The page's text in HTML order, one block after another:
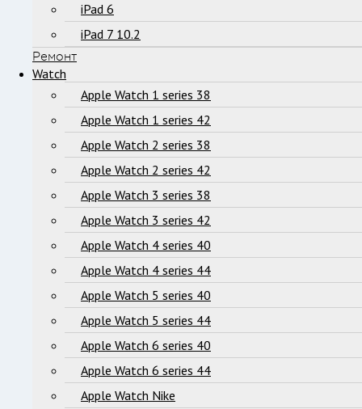
iPad 6
iPad 7 10.2
Ремонт
Watch
Apple Watch 1 series 38
Apple Watch 1 series 42
Apple Watch 2 series 38
Apple Watch 2 series 42
Apple Watch 3 series 38
Apple Watch 3 series 42
Apple Watch 4 series 40
Apple Watch 4 series 44
Apple Watch 5 series 40
Apple Watch 5 series 44
Apple Watch 6 series 40
Apple Watch 6 series 44
Apple Watch Nike